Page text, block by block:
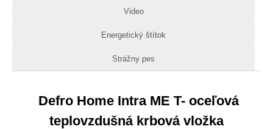
Video
Energetický štítok
Strážny pes
Defro Home Intra ME T- oceľová
teplovzdušná krbová vložka